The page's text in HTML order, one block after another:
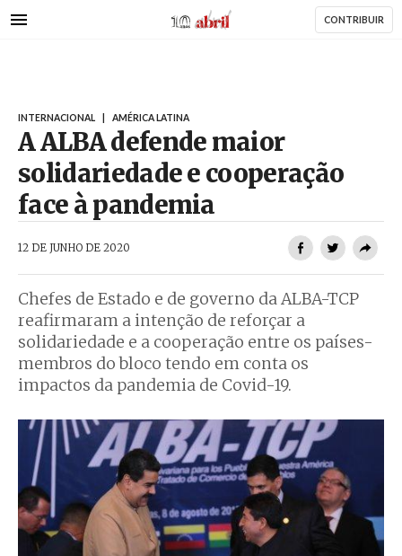
para
AbrilAbril CONTRIBUIR
INTERNACIONAL AMÉRICA LATINA
A ALBA defende maior
solidariedade e cooperação
face à pandemia
12 DE JUNHO DE 2020
Chefes de Estado e de governo da ALBA-TCP
reafirmaram a intenção de reforçar a
solidariedade e a cooperação entre os países-
membros do bloco tendo em conta os
impactos da pandemia de Covid-19.